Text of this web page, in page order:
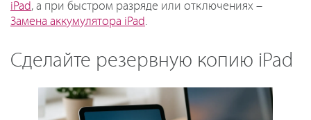
iPad, а при быстром разряде или отключениях –
Замена аккумулятора iPad.
Сделайте резервную копию iPad